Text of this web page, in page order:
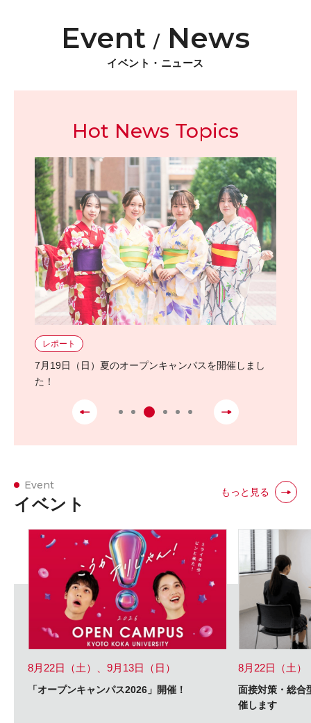
Event /News
イベント・ニュース
Hot News Topics
レポート
7月19日（日）夏のオープンキャンパスを開催しまし
た！
Event
イベント
もっと見る
8月22日（土）、9月13日（日）
「オープンキャンパス2026」開催！
8月22日（土）
面接対策・総合
催します